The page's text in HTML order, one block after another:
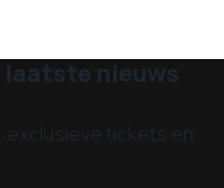
laatste nieuws
exclusieve tickets en